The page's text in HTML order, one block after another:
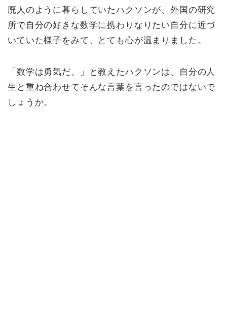
廃人のように暮らしていたハクソンが、外国の研究
所で自分の好きな数学に携わりなりたい自分に近づ
いていた様子をみて、とても心が温まりました。
「数学は勇気だ。」と教えたハクソンは、自分の人
生と重ね合わせてそんな言葉を言ったのではないで
しょうか。